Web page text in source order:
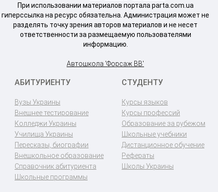
При использовании материалов портала parta.com.ua
гиперссылка на ресурс обязательна. Администрация может не
разделять точку зрения авторов материалов и не несет
ответственности за размещаемую пользователями
информацию.
Автошкола 'Форсаж ВВ'
АБИТУРИЕНТУ
Вузы Украины
Внешнее тестирование
Колледжи Украины
Училища Украины
Пересказы, биографии
Внешкольное образование
Справочник абитуриента
Школьные программы
СТУДЕНТУ
Курсы языков
Курсы профессий
Образование за рубежом
Школьные учебники
Дистанционное обучение
Рефераты
Школы Украины